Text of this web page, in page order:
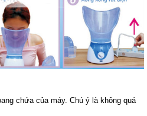
chứa của máy. Chú ý là không quá